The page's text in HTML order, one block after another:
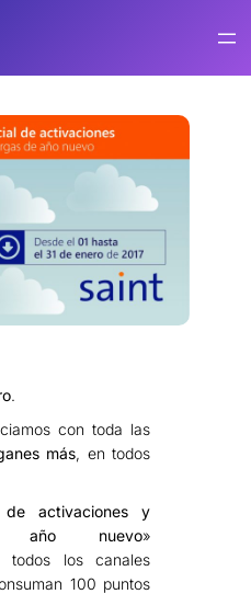
.
con toda las
más, en todos
de activaciones y
año nuevo»
todos los canales
100 puntos